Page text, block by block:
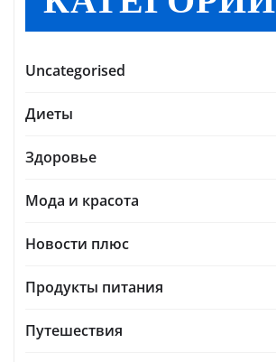
Uncategorised
Диеты
Здоровье
Мода и красота
Новости плюс
Продукты питания
Путешествия